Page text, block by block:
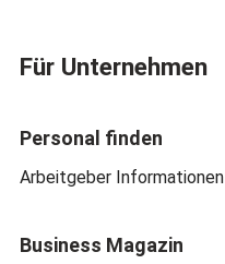
Für Unternehmen
Personal finden
Arbeitgeber Informationen
Business Magazin